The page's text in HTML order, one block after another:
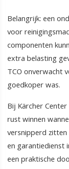
Belangrijk: een
voor
componenten
extra belasting
TCO onverwacht
goedkoper was.
Bij Kärcher
rust winnen
versnipperd
en garantiedienst
een praktische